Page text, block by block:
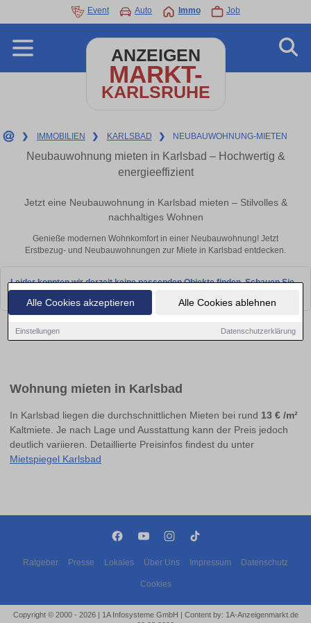
Alle Cookies akzeptieren Alle Cookies ablehnen
Einstellungen Datenschutzerklärung
Event Auto Immo Job
ANZEIGEN
MARKT-
KARLSRUHE
❯ IMMOBILIEN ❯ KARLSBAD ❯ NEUBAUWOHNUNG-MIETEN
Neubauwohnung mieten in Karlsbad – Hochwertig &
energieeffizient
Jetzt eine Neubauwohnung in Karlsbad mieten – Stilvolles &
nachhaltiges Wohnen
Genieße modernen Wohnkomfort in einer Neubauwohnung! Jetzt
Erstbezug- und Neubauwohnungen zur Miete in Karlsbad entdecken.
Leider konnten wir derzeit keine passenden Objekte finden. Schauen Sie
Wohnung mieten in Karlsbad
In Karlsbad liegen die durchschnittlichen Mieten bei rund 13 € /m²
Kaltmiete. Je nach Lage und Ausstattung kann der Preis jedoch
deutlich variieren. Detaillierte Preisinfos findest du unter
Mietspiegel Karlsbad
Ratgeber Presse Lokales Über Uns Impressum Datenschutz
Cookies
Copyright © 2000 - 2026 | 1A Infosysteme GmbH | Content by: 1A-Anzeigenmarkt.de